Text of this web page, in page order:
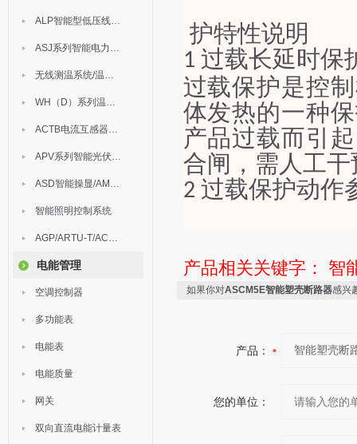
ALP智能型低压线路保护装置
ASJ系列智能电力继电器
无线测温系统/温度巡检
WH（D）系列温湿度控制器
ACTB电流互感器过电压保护器
APV系列智能光伏汇流箱
ASD智能操显/AM中压保护
智能照明控制系统
AGP/ARTU-T/ACM/ADDC
电能管理
空调控制器
多功能表
电能表
电能质量
网关
双向直流电能计量表
护特性说明
1 过载长延时保
过载保护是控
体发热的一种
产品过载而引
合闸，需人工
2 过载保护动作
产品相关关键字： 智
如果你对ASCM5E智能塑壳断路器感兴
产品：
您的单位：